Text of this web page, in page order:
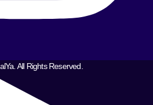
All Rights Reserved.